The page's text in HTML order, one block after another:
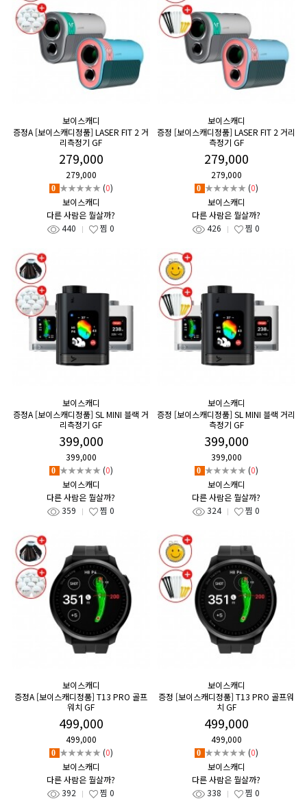
보이스캐디
증정A [보이스캐디정품] LASER FIT 2 거
리측정기 GF
279,000
279,000
0 ★★★★★ (0)
보이스캐디
다른 사람은 뭘살까?
440
찜 0
보이스캐디
증정 [보이스캐디정품] LASER FIT 2 거리
측정기 GF
279,000
279,000
0 ★★★★★ (0)
보이스캐디
다른 사람은 뭘살까?
426
찜 0
보이스캐디
증정A [보이스캐디정품] SL MINI 블랙 거
리측정기 GF
399,000
399,000
0 ★★★★★ (0)
보이스캐디
다른 사람은 뭘살까?
359
찜 0
보이스캐디
증정 [보이스캐디정품] SL MINI 블랙 거리
측정기 GF
399,000
399,000
0 ★★★★★ (0)
보이스캐디
다른 사람은 뭘살까?
324
찜 0
보이스캐디
증정A [보이스캐디정품] T13 PRO 골프
워치 GF
499,000
499,000
0 ★★★★★ (0)
보이스캐디
다른 사람은 뭘살까?
392
찜 0
보이스캐디
증정 [보이스캐디정품] T13 PRO 골프워
치 GF
499,000
499,000
0 ★★★★★ (0)
보이스캐디
다른 사람은 뭘살까?
338
찜 0